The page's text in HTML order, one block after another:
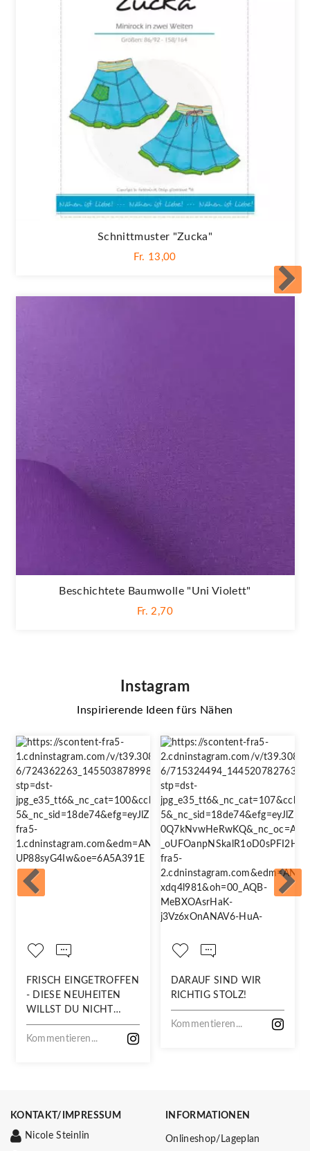
Schnittmuster "Zucka"
Fr. 13,00
Beschichtete Baumwolle "Uni Violett"
Fr. 2,70
Instagram
Inspirierende Ideen fürs Nähen
FRISCH EINGETROFFEN
- DIESE NEUHEITEN
WILLST DU NICHT
VERPASSEN!
Kommentieren...
DARAUF SIND WIR
RICHTIG STOLZ!
Kommentieren...
KONTAKT/IMPRESSUM
Nicole Steinlin
INFORMATIONEN
Onlineshop/Lageplan